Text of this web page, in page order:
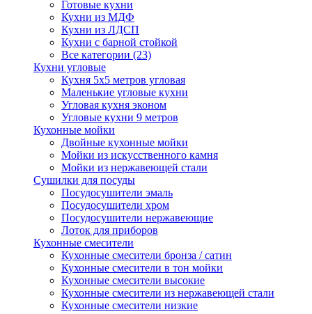
Готовые кухни
Кухни из МДФ
Кухни из ЛДСП
Кухни с барной стойкой
Все категории (23)
Кухни угловые
Кухня 5х5 метров угловая
Маленькие угловые кухни
Угловая кухня эконом
Угловые кухни 9 метров
Кухонные мойки
Двойные кухонные мойки
Мойки из искусственного камня
Мойки из нержавеющей стали
Сушилки для посуды
Посудосушители эмаль
Посудосушители хром
Посудосушители нержавеющие
Лоток для приборов
Кухонные смесители
Кухонные смесители бронза / сатин
Кухонные смесители в тон мойки
Кухонные смесители высокие
Кухонные смесители из нержавеющей стали
Кухонные смесители низкие